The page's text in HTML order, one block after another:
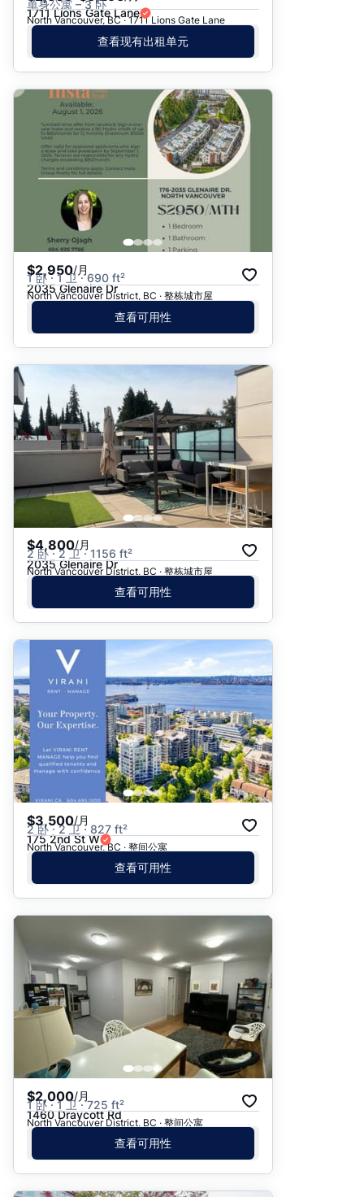
单身公寓 – 3 卧
1711 Lions Gate Lane
North Vancouver, BC · 1711 Lions Gate Lane
查看现有出租单元
$2,950/月
1 卧 · 1 卫 · 690 ft²
2035 Glenaire Dr
North Vancouver District, BC · 整栋城市屋
查看可用性
$4,800/月
2 卧 · 2 卫 · 1156 ft²
2035 Glenaire Dr
North Vancouver District, BC · 整栋城市屋
查看可用性
$3,500/月
2 卧 · 2 卫 · 827 ft²
175 2nd St W
North Vancouver, BC · 整间公寓
查看可用性
$2,000/月
1 卧 · 1 卫 · 725 ft²
1460 Draycott Rd
North Vancouver District, BC · 整间公寓
查看可用性